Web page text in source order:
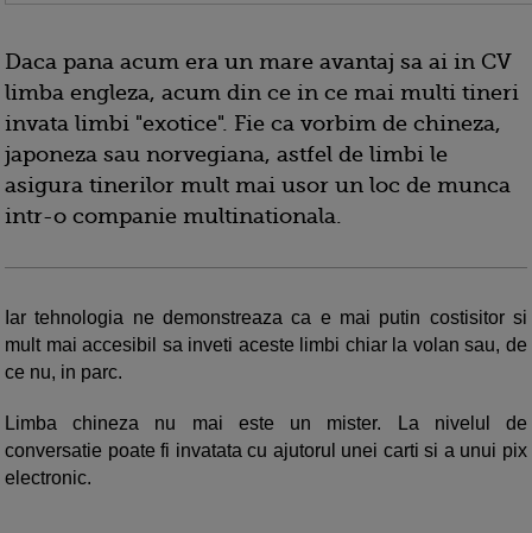
Daca pana acum era un mare avantaj sa ai in CV
limba engleza, acum din ce in ce mai multi tineri
invata limbi "exotice". Fie ca vorbim de chineza,
japoneza sau norvegiana, astfel de limbi le
asigura tinerilor mult mai usor un loc de munca
intr-o companie multinationala.
Iar tehnologia ne demonstreaza ca e mai putin costisitor si
mult mai accesibil sa inveti aceste limbi chiar la volan sau, de
ce nu, in parc.
Limba chineza nu mai este un mister. La nivelul de
conversatie poate fi invatata cu ajutorul unei carti si a unui pix
electronic.